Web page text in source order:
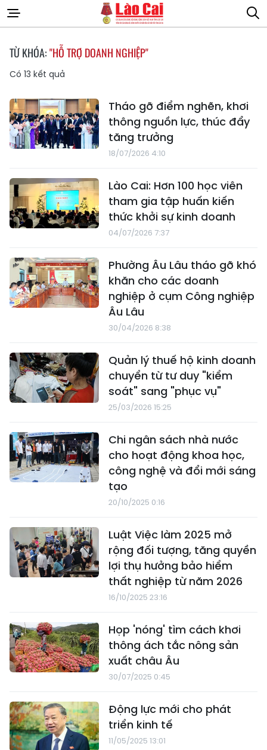
TỪ KHÓA:"HỖ TRỢ DOANH NGHIỆP"
Có 13 kết quả
Tháo gỡ điểm nghẽn, khơi
thông nguồn lực, thúc đẩy
tăng trưởng
18/07/2026 4:10
Lào Cai: Hơn 100 học viên
tham gia tập huấn kiến
thức khởi sự kinh doanh
04/07/2026 7:37
Phường Âu Lâu tháo gỡ khó
khăn cho các doanh
nghiệp ở cụm Công nghiệp
Âu Lâu
30/04/2026 8:38
Quản lý thuế hộ kinh doanh
chuyển từ tư duy "kiểm
soát" sang "phục vụ"
25/03/2026 15:25
Chi ngân sách nhà nước
cho hoạt động khoa học,
công nghệ và đổi mới sáng
tạo
20/10/2025 0:16
Luật Việc làm 2025 mở
rộng đối tượng, tăng quyền
lợi thụ hưởng bảo hiểm
thất nghiệp từ năm 2026
16/10/2025 23:16
Họp 'nóng' tìm cách khơi
thông ách tắc nông sản
xuất châu Âu
30/07/2025 0:45
Động lực mới cho phát
triển kinh tế
11/05/2025 13:01